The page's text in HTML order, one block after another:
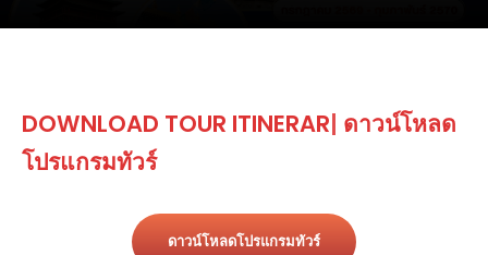
DOWNLOAD T|ดาวน์โหลดโปรแกรมทัวร์